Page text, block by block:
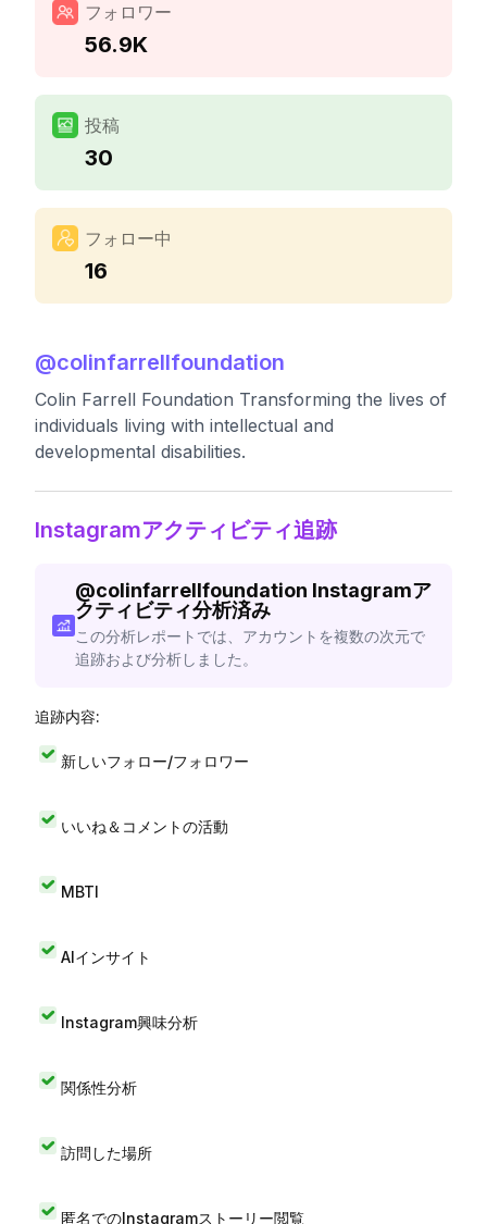
フォロワー
56.9K
投稿
30
フォロー中
16
@colinfarrellfoundation
Colin Farrell Foundation Transforming the lives of
individuals living with intellectual and
developmental disabilities.
Instagramアクティビティ追跡
@colinfarrellfoundation Instagramア
クティビティ分析済み
この分析レポートでは、アカウントを複数の次元で
追跡および分析しました。
追跡内容:
新しいフォロー/フォロワー
いいね＆コメントの活動
MBTI
AIインサイト
Instagram興味分析
関係性分析
訪問した場所
匿名でのInstagramストーリー閲覧